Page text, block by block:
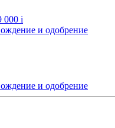
000 i
и одобрение
и одобрение